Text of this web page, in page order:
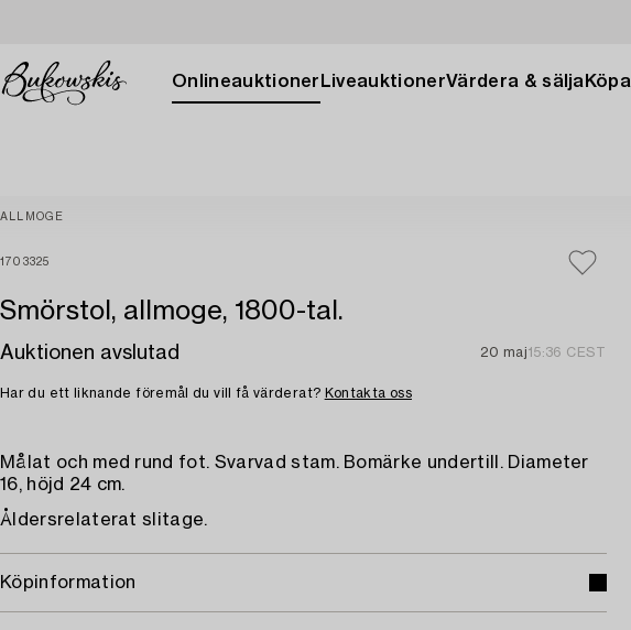
Onlineauktioner LiveauktionerVärdera & sälja Köpa
ALLMOGE
1703325
Smörstol, allmoge, 1800-tal.
Auktionen avslutad 20 maj15:36 CEST
Har du ett liknande föremål du vill få värderat? Kontakta oss
Målat och med rund fot. Svarvad stam. Bomärke undertill. Diameter
16, höjd 24 cm.
Åldersrelaterat slitage.
Köpinformation